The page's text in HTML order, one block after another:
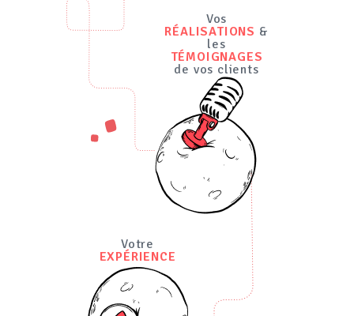
Vos
RÉALISATIONS &
les
TÉMOIGNAGES
de vos clients
Votre
EXPÉRIENCE